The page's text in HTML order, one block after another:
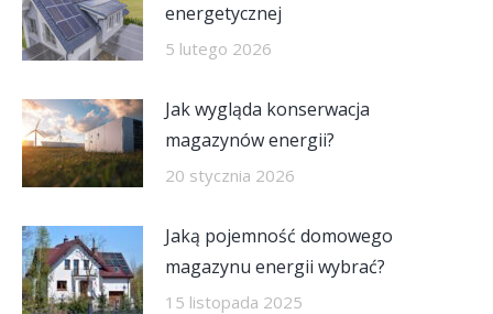
energetycznej
5 lutego 2026
Jak wygląda konserwacja
magazynów energii?
20 stycznia 2026
Jaką pojemność domowego
magazynu energii wybrać?
15 listopada 2025